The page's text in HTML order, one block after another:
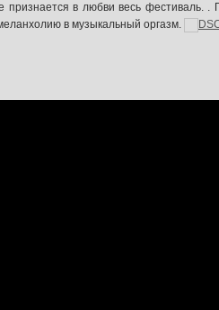
признается в любви весь фестиваль. .
в музыкальный оргазм.